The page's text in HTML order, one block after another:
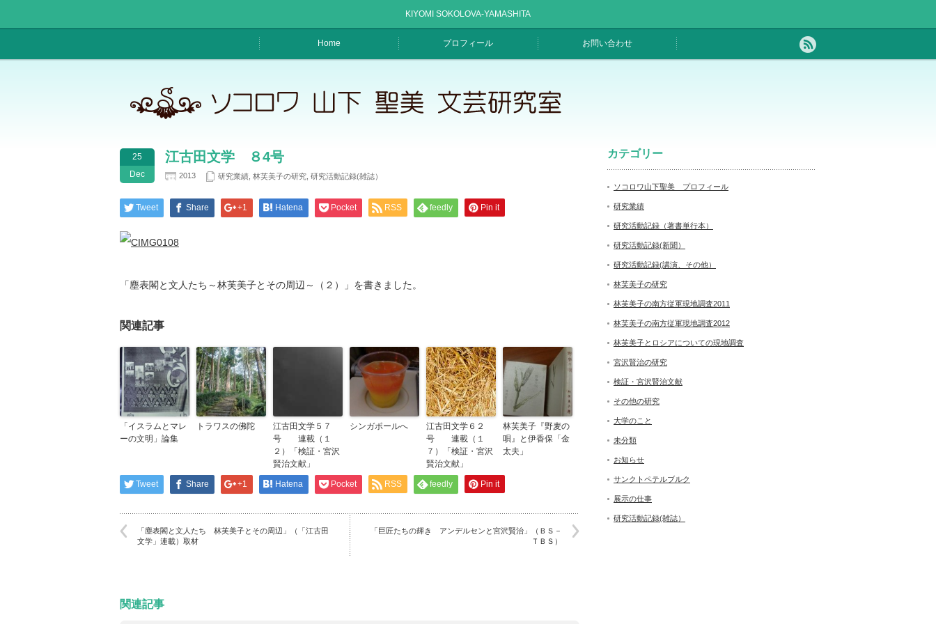
KIYOMI SOKOLOVA-YAMASHITA
Home プロフィール お問い合わせ
25
Dec
江古田文学 ８4号
2013 研究業績 林芙美子の研究 研究活動記録(雑誌）
Tweet Share +1 Hatena Pocket RSS feedly Pin it
「塵表閣と文人たち～林芙美子とその周辺～（２）」を書きました。
関連記事
「イスラムとマレ
ーの文明」論集
トラワスの佛陀
江古田文学５７
号 連載（１
２）「検証・宮沢
賢治文献」
シンガポールへ
江古田文学６２
号 連載（１
７）「検証・宮沢
賢治文献」
林芙美子『野麦の
唄』と伊香保「金
太夫」
Tweet Share +1 Hatena Pocket RSS feedly Pin it
「塵表閣と文人たち 林芙美子とその周辺」（「江古田
文学」連載）取材
「巨匠たちの輝き アンデルセンと宮沢賢治」（ＢＳ－
ＴＢＳ）
関連記事
カテゴリー
ソコロワ山下聖美 プロフィール
研究業績
研究活動記録（著書単行本）
研究活動記録(新聞）
研究活動記録(講演、その他）
林芙美子の研究
林芙美子の南方従軍現地調査2011
林芙美子の南方従軍現地調査2012
林芙美子とロシアについての現地調査
宮沢賢治の研究
検証・宮沢賢治文献
その他の研究
大学のこと
未分類
お知らせ
サンクトペテルブルク
展示の仕事
研究活動記録(雑誌）